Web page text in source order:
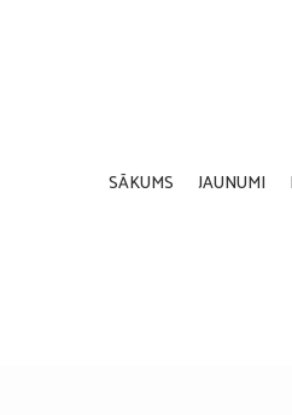
SĀKUMS JAUNUMI